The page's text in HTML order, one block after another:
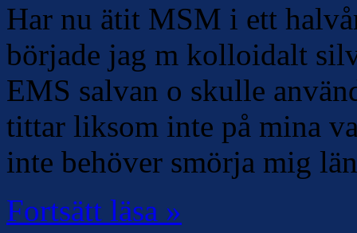
Har nu ätit MSM i ett
började jag m kolloidalt
EMS salvan o skulle
tittar liksom inte på mina
inte behöver smörja mig
Fortsätt läsa »